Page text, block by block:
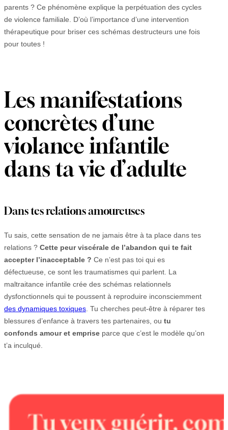
parents ? Ce phénomène explique la perpétuation des cycles
de violence familiale. D’où l’importance d’une intervention
thérapeutique pour briser ces schémas destructeurs une fois
pour toutes !
Les manifestations
concrètes d’une
violance infantile
dans ta vie d’adulte
Dans tes relations amoureuses
Tu sais, cette sensation de ne jamais être à ta place dans tes
relations ? Cette peur viscérale de l’abandon qui te fait
accepter l’inacceptable ? Ce n’est pas toi qui es
défectueuse, ce sont les traumatismes qui parlent. La
maltraitance infantile crée des schémas relationnels
dysfonctionnels qui te poussent à reproduire inconsciemment
des dynamiques toxiques . Tu cherches peut-être à réparer tes
blessures d’enfance à travers tes partenaires, ou tu
confonds amour et emprise parce que c’est le modèle qu’on
t’a inculqué.